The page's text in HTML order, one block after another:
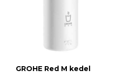
GROHE Red M kedel